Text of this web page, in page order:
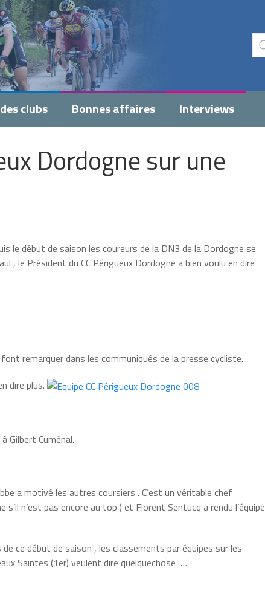
clubs Bonnes affaires Interviews
Dordogne sur une
le début de saison les coureurs de la DN3 de la Dordogne se
, le Président du CC Périgueux Dordogne a bien voulu en dire
remarquer dans les communiqués de la presse cycliste.
dire plus.
Gilbert Cuménal.
a motivé les autres coursiers . C’est un véritable chef
s’il n’est pas encore au top ) et Florent Sentucq a rendu l’équipe
ce début de saison , les classements par équipes sur les
Saintes (1er) veulent dire quelquechose ….